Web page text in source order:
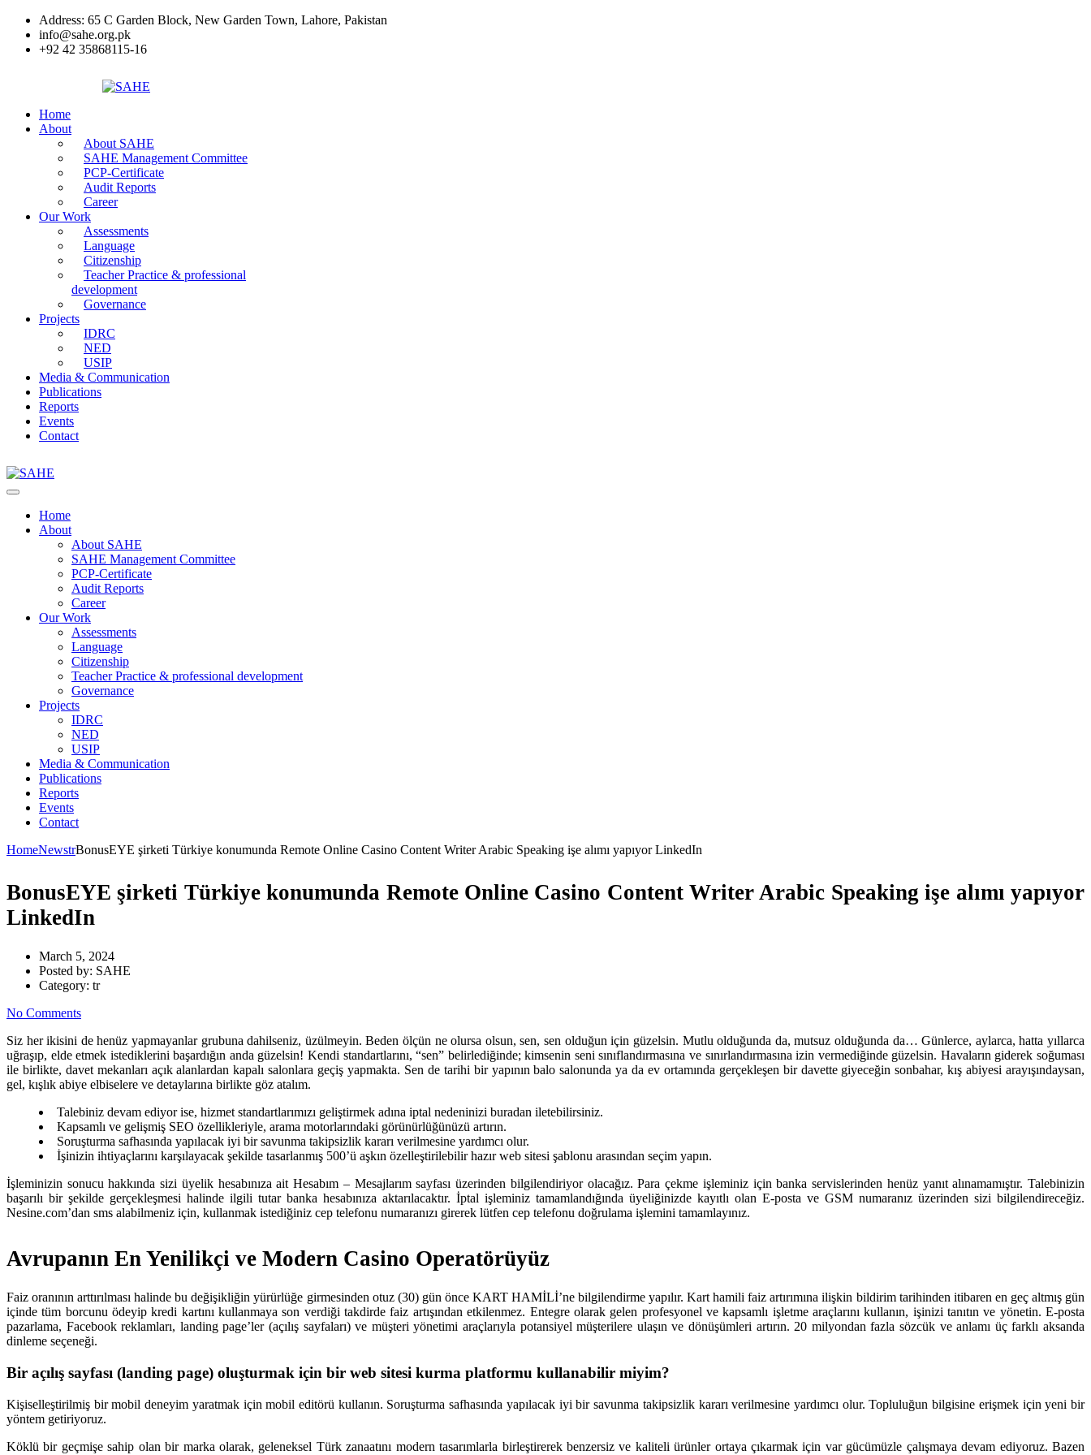
Address: 65 C Garden Block, New Garden Town, Lahore, Pakistan
info@sahe.org.pk
+92 42 35868115-16
Home
About
About SAHE
SAHE Management Committee
PCP-Certificate
Audit Reports
Career
Our Work
Assessments
Language
Citizenship
Teacher Practice & professional
development
Governance
Projects
IDRC
NED
USIP
Media & Communication
Publications
Reports
Events
Contact
Home
About
About SAHE
SAHE Management Committee
PCP-Certificate
Audit Reports
Career
Our Work
Assessments
Language
Citizenship
Teacher Practice & professional development
Governance
Projects
IDRC
NED
USIP
Media & Communication
Publications
Reports
Events
Contact
HomeNewstrBonusEYE şirketi Türkiye konumunda Remote Online Casino Content Writer Arabic Speaking işe alımı yapıyor LinkedIn
BonusEYE şirketi Türkiye konumunda Remote Online Casino Content Writer Arabic Speaking işe alımı yapıyor
LinkedIn
March 5, 2024
Posted by: SAHE
Category: tr
No Comments
Siz her ikisini de henüz yapmayanlar grubuna dahilseniz, üzülmeyin. Beden ölçün ne olursa olsun, sen, sen olduğun için güzelsin. Mutlu olduğunda da, mutsuz olduğunda da… Günlerce, aylarca, hatta yıllarca
uğraşıp, elde etmek istediklerini başardığın anda güzelsin! Kendi standartlarını, “sen” belirlediğinde; kimsenin seni sınıflandırmasına ve sınırlandırmasına izin vermediğinde güzelsin. Havaların giderek soğuması
ile birlikte, davet mekanları açık alanlardan kapalı salonlara geçiş yapmakta. Sen de tarihi bir yapının balo salonunda ya da ev ortamında gerçekleşen bir davette giyeceğin sonbahar, kış abiyesi arayışındaysan,
gel, kışlık abiye elbiselere ve detaylarına birlikte göz atalım.
Talebiniz devam ediyor ise, hizmet standartlarımızı geliştirmek adına iptal nedeninizi buradan iletebilirsiniz.
Kapsamlı ve gelişmiş SEO özellikleriyle, arama motorlarındaki görünürlüğünüzü artırın.
Soruşturma safhasında yapılacak iyi bir savunma takipsizlik kararı verilmesine yardımcı olur.
İşinizin ihtiyaçlarını karşılayacak şekilde tasarlanmış 500’ü aşkın özelleştirilebilir hazır web sitesi şablonu arasından seçim yapın.
İşleminizin sonucu hakkında sizi üyelik hesabınıza ait Hesabım – Mesajlarım sayfası üzerinden bilgilendiriyor olacağız. Para çekme işleminiz için banka servislerinden henüz yanıt alınamamıştır. Talebinizin
başarılı bir şekilde gerçekleşmesi halinde ilgili tutar banka hesabınıza aktarılacaktır. İptal işleminiz tamamlandığında üyeliğinizde kayıtlı olan E-posta ve GSM numaranız üzerinden sizi bilgilendireceğiz.
Nesine.com’dan sms alabilmeniz için, kullanmak istediğiniz cep telefonu numaranızı girerek lütfen cep telefonu doğrulama işlemini tamamlayınız.
Avrupanın En Yenilikçi ve Modern Casino Operatörüyüz
Faiz oranının arttırılması halinde bu değişikliğin yürürlüğe girmesinden otuz (30) gün önce KART HAMİLİ’ne bilgilendirme yapılır. Kart hamili faiz artırımına ilişkin bildirim tarihinden itibaren en geç altmış gün
içinde tüm borcunu ödeyip kredi kartını kullanmaya son verdiği takdirde faiz artışından etkilenmez. Entegre olarak gelen profesyonel ve kapsamlı işletme araçlarını kullanın, işinizi tanıtın ve yönetin. E-posta
pazarlama, Facebook reklamları, landing page’ler (açılış sayfaları) ve müşteri yönetimi araçlarıyla potansiyel müşterilere ulaşın ve dönüşümleri artırın. 20 milyondan fazla sözcük ve anlamı üç farklı aksanda
dinleme seçeneği.
Bir açılış sayfası (landing page) oluşturmak için bir web sitesi kurma platformu kullanabilir miyim?
Kişiselleştirilmiş bir mobil deneyim yaratmak için mobil editörü kullanın. Soruşturma safhasında yapılacak iyi bir savunma takipsizlik kararı verilmesine yardımcı olur. Topluluğun bilgisine erişmek için yeni bir
yöntem getiriyoruz.
Köklü bir geçmişe sahip olan bir marka olarak, geleneksel Türk zanaatını modern tasarımlarla birleştirerek benzersiz ve kaliteli ürünler ortaya çıkarmak için var gücümüzle çalışmaya devam ediyoruz. Bazen